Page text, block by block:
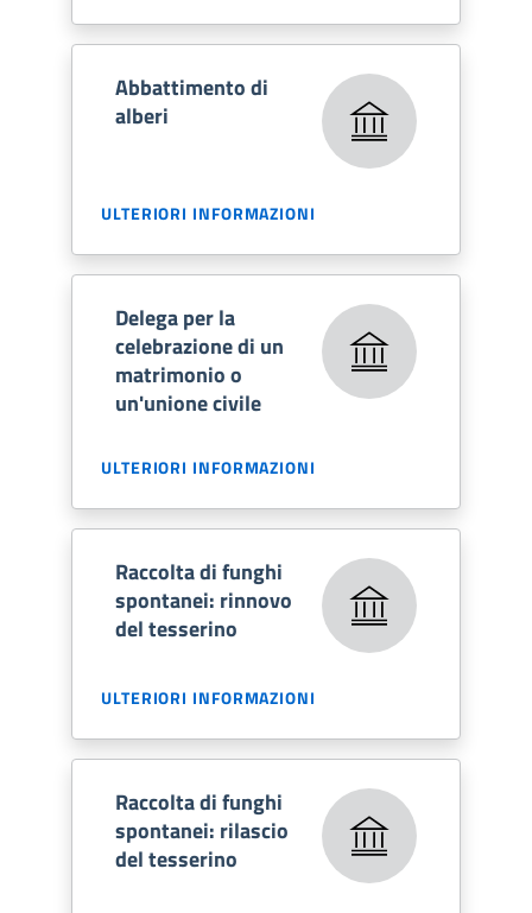
Abbattimento di
alberi
ULTERIORI INFORMAZIONI
Delega per la
celebrazione di un
matrimonio o
un'unione civile
ULTERIORI INFORMAZIONI
Raccolta di funghi
spontanei: rinnovo
del tesserino
ULTERIORI INFORMAZIONI
Raccolta di funghi
spontanei: rilascio
del tesserino